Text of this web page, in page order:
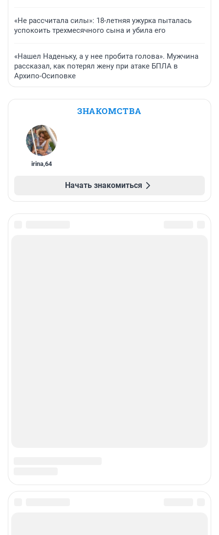
«Не рассчитала силы»: 18-летняя ужурка пыталась
успокоить трехмесячного сына и убила его
«Нашел Наденьку, а у нее пробита голова». Мужчина
рассказал, как потерял жену при атаке БПЛА в
Архипо-Осиповке
ЗНАКОМСТВА
irina,64
Начать знакомиться